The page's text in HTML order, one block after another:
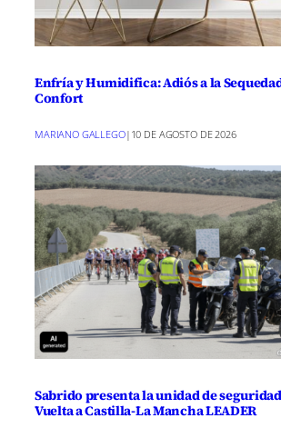
Enfría y Humidifica: Adiós a la
Confort
MARIANO GALLEGO| 10 DE AGOSTO DE 2026
Sabrido presenta la unidad de
Vuelta a Castilla-La Mancha LEADER